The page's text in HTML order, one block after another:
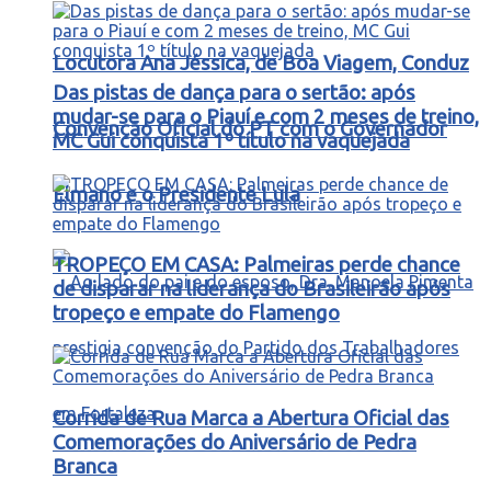
Locutora Ana Jéssica, de Boa Viagem, Conduz
Convenção Oficial do PT com o Governador
Elmano e o Presidente Lula
Das pistas de dança para o sertão: após
mudar-se para o Piauí e com 2 meses de treino,
MC Gui conquista 1º título na vaquejada
TROPEÇO EM CASA: Palmeiras perde chance
de disparar na liderança do Brasileirão após
tropeço e empate do Flamengo
Corrida de Rua Marca a Abertura Oficial das
Comemorações do Aniversário de Pedra
Branca